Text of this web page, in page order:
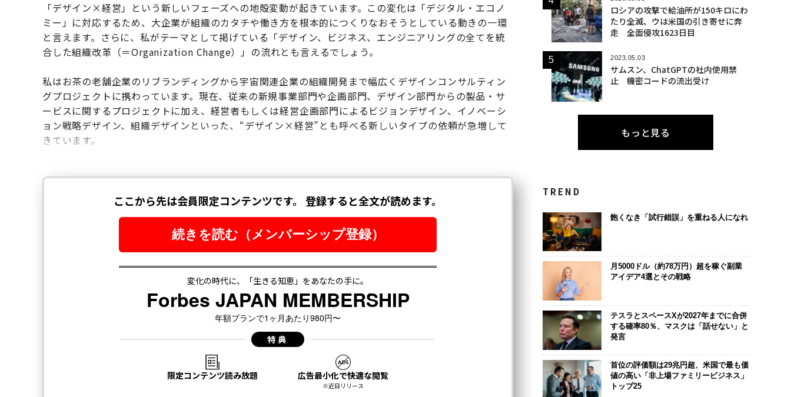
「デザイン×経営」という新しいフェーズへの地殻変動が起きています。この変化は「デジタル・エコノ
ミー」に対応するため、大企業が組織のカタチや働き方を根本的につくりなおそうとしている動きの一環
と言えます。さらに、私がテーマとして掲げている「デザイン、ビジネス、エンジニアリングの全てを統
合した組織改革（＝Organization Change）」の流れとも言えるでしょう。
私はお茶の老舗企業のリブランディングから宇宙関連企業の組織開発まで幅広くデザインコンサルティン
グプロジェクトに携わっています。現在、従来の新規事業部門や企画部門、デザイン部門からの製品・サ
ービスに関するプロジェクトに加え、経営者もしくは経営企画部門によるビジョンデザイン、イノベーシ
ョン戦略デザイン、組織デザインといった、“デザイン×経営”とも呼べる新しいタイプの依頼が急増して
きています。
ロシアの攻撃で給油所が150キロにわ
たり全滅、ウは米国の引き寄せに奔
走 全面侵攻1623日目
2023.05.03
サムスン、ChatGPTの社内使用禁
止 機密コードの流出受け
もっと見る
TREND
飽くなき「試行錯誤」を重ねる人になれ
月5000ドル（約78万円）超を稼ぐ副業
アイデア4選とその戦略
テスラとスペースXが2027年までに合併
する確率80％、マスクは「話せない」と
発言
首位の評価額は29兆円超、米国で最も価
値の高い「非上場ファミリービジネス」
トップ25